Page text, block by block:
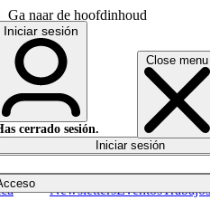
Ga naar de hoofdinhoud
Close menu
NewslettersEventosTrabajos
English
Français
Iniciar sesión
cerrado sesión.
Iniciar sesión